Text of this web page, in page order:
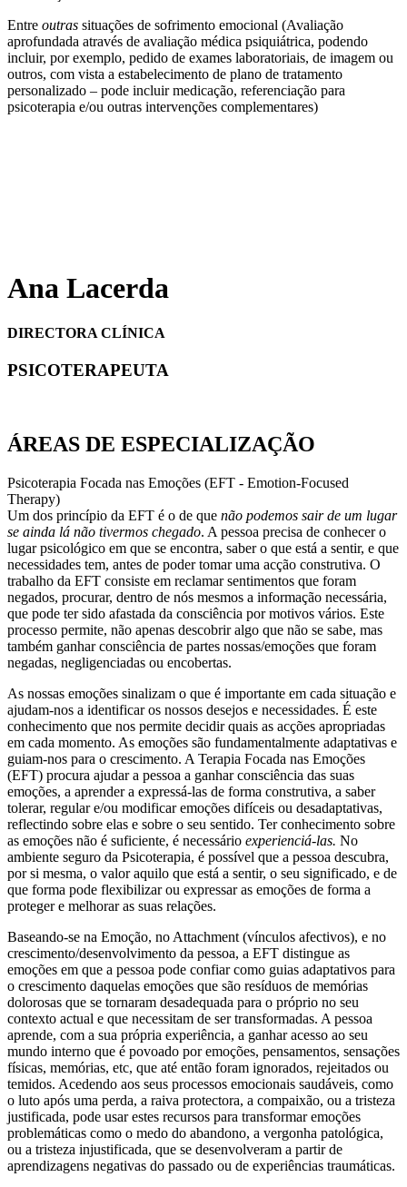
Entre outras situações de sofrimento emocional (Avaliação
aprofundada através de avaliação médica psiquiátrica, podendo
incluir, por exemplo, pedido de exames laboratoriais, de imagem ou
outros, com vista a estabelecimento de plano de tratamento
personalizado – pode incluir medicação, referenciação para
psicoterapia e/ou outras intervenções complementares)
Ana Lacerda
DIRECTORA CLÍNICA
PSICOTERAPEUTA
ÁREAS DE ESPECIALIZAÇÃO
Psicoterapia Focada nas Emoções (EFT - Emotion-Focused
Therapy)
Um dos princípio da EFT é o de que não podemos sair de um lugar
se ainda lá não tivermos chegado. A pessoa precisa de conhecer o
lugar psicológico em que se encontra, saber o que está a sentir, e que
necessidades tem, antes de poder tomar uma acção construtiva. O
trabalho da EFT consiste em reclamar sentimentos que foram
negados, procurar, dentro de nós mesmos a informação necessária,
que pode ter sido afastada da consciência por motivos vários. Este
processo permite, não apenas descobrir algo que não se sabe, mas
também ganhar consciência de partes nossas/emoções que foram
negadas, negligenciadas ou encobertas.
As nossas emoções sinalizam o que é importante em cada situação e
ajudam-nos a identificar os nossos desejos e necessidades. É este
conhecimento que nos permite decidir quais as acções apropriadas
em cada momento. As emoções são fundamentalmente adaptativas e
guiam-nos para o crescimento. A Terapia Focada nas Emoções
(EFT) procura ajudar a pessoa a ganhar consciência das suas
emoções, a aprender a expressá-las de forma construtiva, a saber
tolerar, regular e/ou modificar emoções difíceis ou desadaptativas,
reflectindo sobre elas e sobre o seu sentido. Ter conhecimento sobre
as emoções não é suficiente, é necessário experienciá-las. No
ambiente seguro da Psicoterapia, é possível que a pessoa descubra,
por si mesma, o valor aquilo que está a sentir, o seu significado, e de
que forma pode flexibilizar ou expressar as emoções de forma a
proteger e melhorar as suas relações.
Baseando-se na Emoção, no Attachment (vínculos afectivos), e no
crescimento/desenvolvimento da pessoa, a EFT distingue as
emoções em que a pessoa pode confiar como guias adaptativos para
o crescimento daquelas emoções que são resíduos de memórias
dolorosas que se tornaram desadequada para o próprio no seu
contexto actual e que necessitam de ser transformadas. A pessoa
aprende, com a sua própria experiência, a ganhar acesso ao seu
mundo interno que é povoado por emoções, pensamentos, sensações
físicas, memórias, etc, que até então foram ignorados, rejeitados ou
temidos. Acedendo aos seus processos emocionais saudáveis, como
o luto após uma perda, a raiva protectora, a compaixão, ou a tristeza
justificada, pode usar estes recursos para transformar emoções
problemáticas como o medo do abandono, a vergonha patológica,
ou a tristeza injustificada, que se desenvolveram a partir de
aprendizagens negativas do passado ou de experiências traumáticas.